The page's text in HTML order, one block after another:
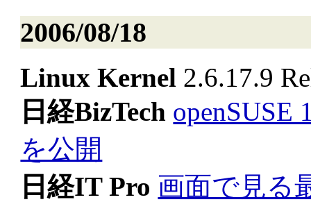
2006/08/18
Linux Kernel 2.6.17.9
日経BizTech openSUSE
を公開
日経IT Pro 画面で見る